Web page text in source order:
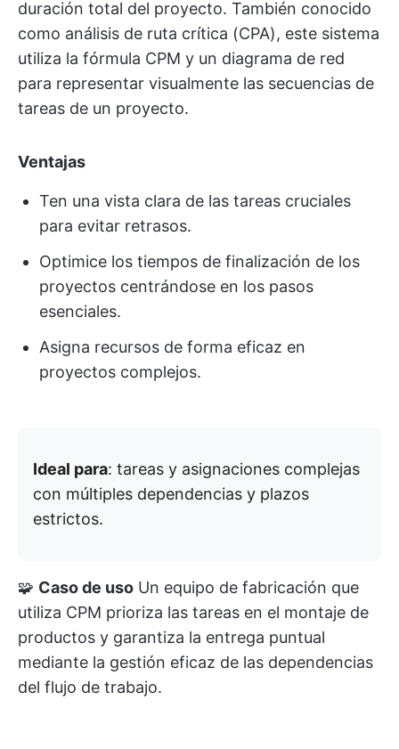
duración total del proyecto. También conocido
como análisis de ruta crítica (CPA), este sistema
utiliza la fórmula CPM y un diagrama de red
para representar visualmente las secuencias de
tareas de un proyecto.
Ventajas
Ten una vista clara de las tareas cruciales
para evitar retrasos.
Optimice los tiempos de finalización de los
proyectos centrándose en los pasos
esenciales.
Asigna recursos de forma eficaz en
proyectos complejos.
Ideal para: tareas y asignaciones complejas
con múltiples dependencias y plazos
estrictos.
🧩 Caso de uso Un equipo de fabricación que
utiliza CPM prioriza las tareas en el montaje de
productos y garantiza la entrega puntual
mediante la gestión eficaz de las dependencias
del flujo de trabajo.